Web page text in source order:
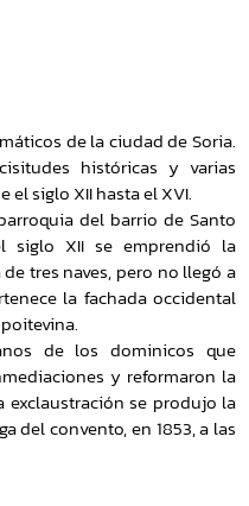
de la ciudad de Soria.
históricas y varias
el siglo XII hasta el XVI.
del barrio de Santo
siglo XII se emprendió la
tres naves, pero no llegó a
la fachada occidental
de los dominicos que
y reformaron la
exclaustración se produjo la
del convento, en 1853, a las